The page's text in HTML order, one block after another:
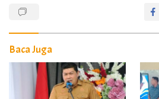
Baca Juga